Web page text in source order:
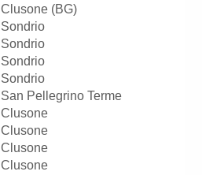
Clusone (BG)
Sondrio
Sondrio
Sondrio
Sondrio
San Pellegrino Terme
Clusone
Clusone
Clusone
Clusone